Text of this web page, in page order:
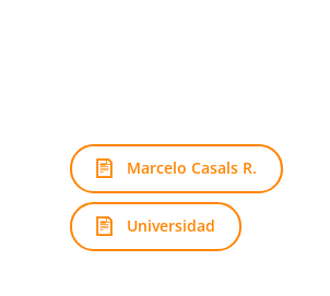
Marcelo Casals R.
Universidad